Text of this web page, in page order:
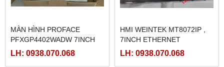
MÀN HÌNH PROFACE
PFXGP4402WADW 7INCH
LH: 0938.070.068
HMI WEINTEK MT8072IP ,
7INCH ETHERNET
LH: 0938.070.068